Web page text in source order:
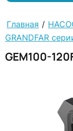
Главная /
GRANDFAR
GEM100-